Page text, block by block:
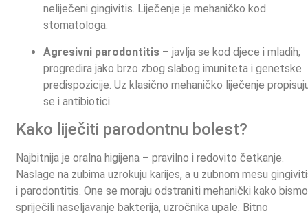
neliječeni gingivitis. Liječenje je mehaničko kod
stomatologa.
Agresivni parodontitis – javlja se kod djece i mladih;
progredira jako brzo zbog slabog imuniteta i genetske
predispozicije. Uz klasično mehaničko liječenje
se i antibiotici.
Kako liječiti parodontnu bolest?
Najbitnija je oralna higijena – pravilno i redovito četkanje.
Naslage na zubima uzrokuju karijes, a u zubnom mesu
i parodontitis. One se moraju odstraniti mehanički kako bismo
spriječili naseljavanje bakterija, uzročnika upale. Bitno